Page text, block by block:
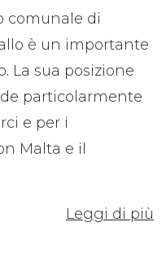
comunale di
è un importante
La sua posizione
particolarmente
e per i
Malta e il
Leggi di più